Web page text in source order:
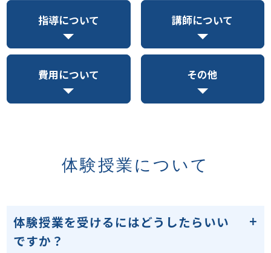
指導について 講師について
費用について その他
体験授業について
体験授業を受けるにはどうしたらいい
ですか？